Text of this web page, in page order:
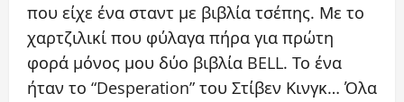
που είχε ένα σταντ με βιβλία τσέπης. Με το
χαρτζιλικί που φύλαγα πήρα για πρώτη
φορά μόνος μου δύο βιβλία BELL. Το ένα
ήταν το “Desperation” του Στίβεν Κινγκ… Όλα